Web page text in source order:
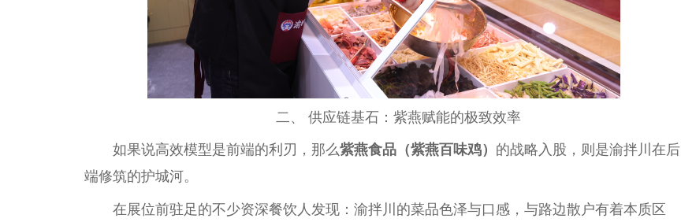
二、 供应链基石：紫燕赋能的极致效率
如果说高效模型是前端的利刃，那么紫燕食品（紫燕百味鸡） 的战略入股，则是渝拌川在后
端修筑的护城河。
在展位前驻足的不少资深餐饮人发现：渝拌川的菜品色泽与口感，与路边散户有着本质区